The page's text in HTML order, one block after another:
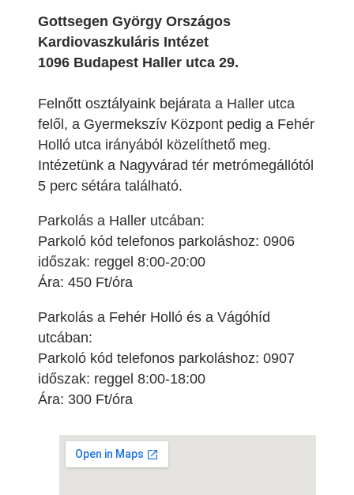
Gottsegen György Országos
Kardiovaszkuláris Intézet
1096 Budapest Haller utca 29.
Felnőtt osztályaink bejárata a Haller utca
felől, a Gyermekszív Központ pedig a Fehér
Holló utca irányából közelíthető meg.
Intézetünk a Nagyvárad tér metrómegállótól
5 perc sétára található.
Parkolás a Haller utcában:
Parkoló kód telefonos parkoláshoz: 0906
időszak: reggel 8:00-20:00
Ára: 450 Ft/óra
Parkolás a Fehér Holló és a Vágóhíd
utcában:
Parkoló kód telefonos parkoláshoz: 0907
időszak: reggel 8:00-18:00
Ára: 300 Ft/óra